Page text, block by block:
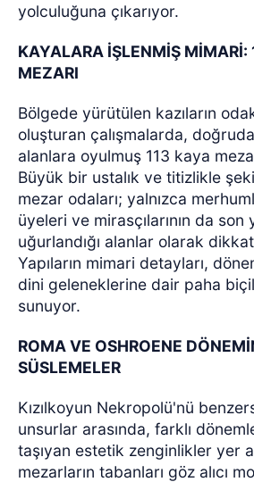
yolculuğuna çıkarıyor.
KAYALARA İŞLENMİŞ MİMARİ:
MEZARI
Bölgede yürütülen kazıların
oluşturan çalışmalarda,
alanlara oyulmuş 113 kaya
Büyük bir ustalık ve titizlikle
mezar odaları; yalnızca
üyeleri ve mirasçılarının da son
uğurlandığı alanlar olarak
Yapıların mimari detayları,
dini geleneklerine dair paha
sunuyor.
ROMA VE OSHROENE
SÜSLEMELER
Kızılkoyun Nekropolü'nü
unsurlar arasında, farklı
taşıyan estetik zenginlikler yer
mezarların tabanları göz alıcı